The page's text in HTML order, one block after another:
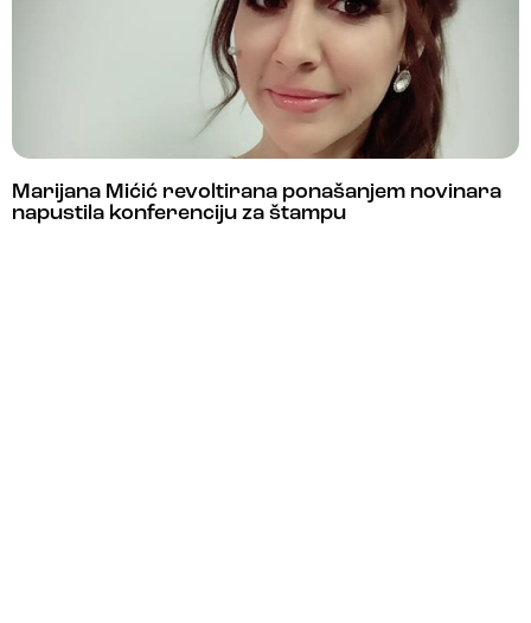
Marijana Mićić revoltirana ponašanjem novinara
napustila konferenciju za štampu